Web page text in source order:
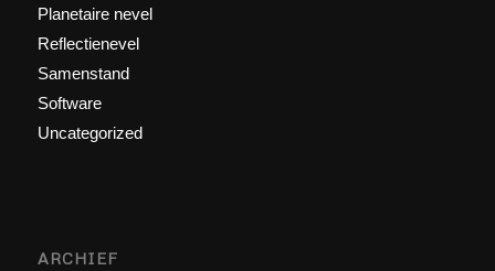
Planetaire nevel
Reflectienevel
Samenstand
Software
Uncategorized
ARCHIEF